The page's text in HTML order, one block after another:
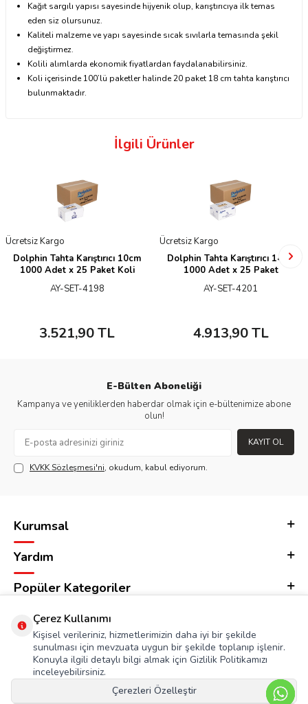
Kağıt sargılı yapısı sayesinde hijyenik olup, karıştırıcıya ilk temas
eden siz olursunuz.
Kaliteli malzeme ve yapı sayesinde sıcak sıvılarla temasında şekil
değiştirmez.
Kolili alımlarda ekonomik fiyatlardan faydalanabilirsiniz.
Koli içerisinde 100’lü paketler halinde 20 paket 18 cm tahta karıştırıcı
bulunmaktadır.
İlgili Ürünler
Ücretsiz Kargo
Dolphin Tahta Karıştırıcı 10cm
1000 Adet x 25 Paket Koli
AY-SET-4198
3.521,90TL
Ücretsiz Kargo
Dolphin Tahta Karıştırıcı 14cm
1000 Adet x 25 Paket
AY-SET-4201
4.913,90TL
E-Bülten Aboneliği
Kampanya ve yeniliklerden haberdar olmak için e-bültenimize abone
olun!
KAYIT OL
KVKK Sözleşmesi'ni, okudum, kabul ediyorum.
Kurumsal
Yardım
Popüler Kategoriler
Adres & İletişim
Çerez Kullanımı
Kişisel verileriniz, hizmetlerimizin daha iyi bir şekilde
sunulması için mevzuata uygun bir şekilde toplanıp işlenir.
Konuyla ilgili detaylı bilgi almak için Gizlilik Politikamızı
inceleyebilirsiniz.
Çerezleri Özelleştir